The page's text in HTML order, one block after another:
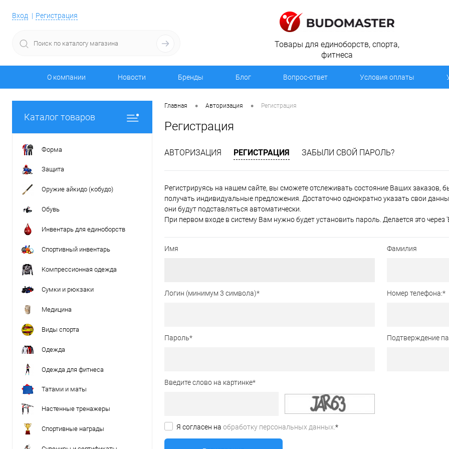
Вход Регистрация
Товары для единоборств, спорта,
фитнеса
О компании Новости Бренды Блог Вопрос-ответ Условия оплаты
Каталог товаров
Форма
Защита
Оружие айкидо (кобудо)
Обувь
Инвентарь для единоборств
Спортивный инвентарь
Компрессионная одежда
Сумки и рюкзаки
Медицина
Виды спорта
Одежда
Одежда для фитнеса
Татами и маты
Настенные тренажеры
Спортивные награды
Главная • Авторизация • Регистрация
Регистрация
АВТОРИЗАЦИЯ РЕГИСТРАЦИЯ ЗАБЫЛИ СВОЙ ПАРОЛЬ?
Регистрируясь на нашем сайте, вы сможете отслеживать состояние Ваших заказов,
получать индивидуальные предложения. Достаточно однократно указать свои
они будут подставляться автоматически.
При первом входе в систему Вам нужно будет установить пароль. Делается это через
Имя Фамилия
Логин (минимум 3 символа)* Номер телефона:*
Пароль* Подтверждение
Введите слово на картинке*
Я согласен на обработку персональных данных.*